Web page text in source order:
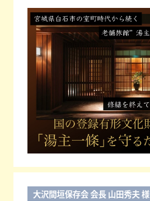
大沢間垣保存会 会長 山田秀夫 様